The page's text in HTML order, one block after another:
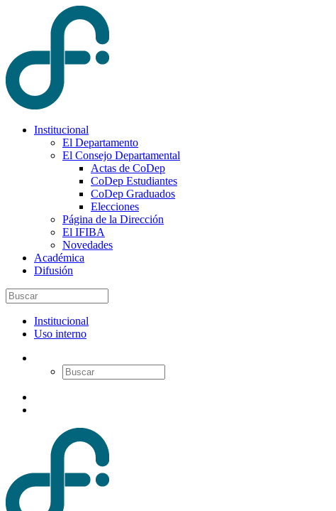
Institucional
El Departamento
El Consejo Departamental
Actas de CoDep
CoDep Estudiantes
CoDep Graduados
Elecciones
Página de la Dirección
El IFIBA
Novedades
Académica
Difusión
Institucional
Uso interno